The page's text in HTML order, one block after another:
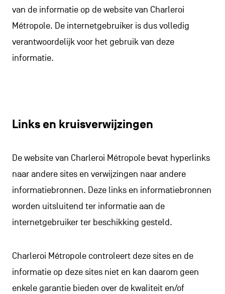
van de informatie op de website van Charleroi
Métropole. De internetgebruiker is dus volledig
verantwoordelijk voor het gebruik van deze
informatie.
Links en kruisverwijzingen
De website van Charleroi Métropole bevat hyperlinks
naar andere sites en verwijzingen naar andere
informatiebronnen. Deze links en informatiebronnen
worden uitsluitend ter informatie aan de
internetgebruiker ter beschikking gesteld.
Charleroi Métropole controleert deze sites en de
informatie op deze sites niet en kan daarom geen
enkele garantie bieden over de kwaliteit en/of